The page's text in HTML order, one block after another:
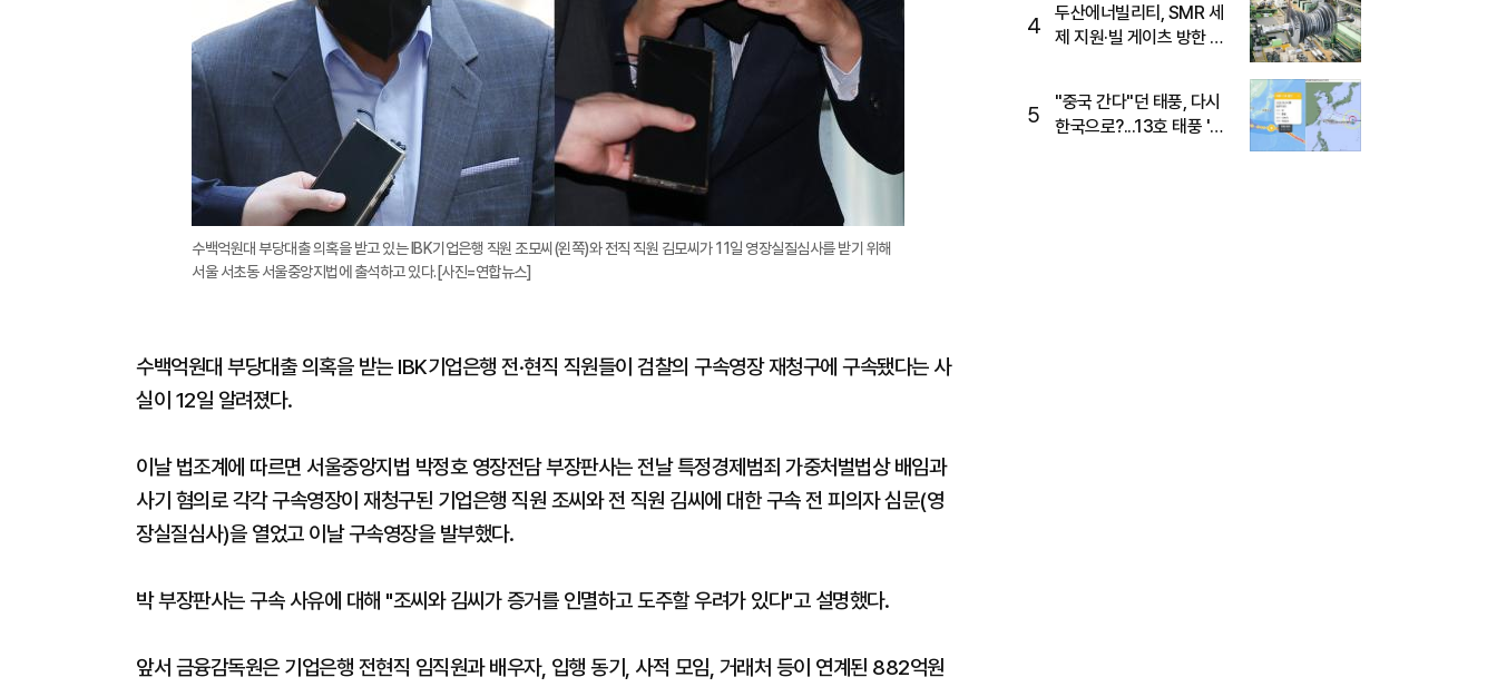
수백억원대 부당대출 의혹을 받고 있는 IBK기업은행 직원 조모씨(왼쪽)와 전직 직원 김모씨가 11일 영장실질심사를 받기 위해
서울 서초동 서울중앙지법에 출석하고 있다.[사진=연합뉴스]
수백억원대 부당대출 의혹을 받는 IBK기업은행 전·현직 직원들이 검찰의 구속영장 재청구에 구속됐다는 사
실이 12일 알려졌다.
이날 법조계에 따르면 서울중앙지법 박정호 영장전담 부장판사는 전날 특정경제범죄 가중처벌법상 배임과
사기 혐의로 각각 구속영장이 재청구된 기업은행 직원 조씨와 전 직원 김씨에 대한 구속 전 피의자 심문(영
장실질심사)을 열었고 이날 구속영장을 발부했다.
박 부장판사는 구속 사유에 대해 "조씨와 김씨가 증거를 인멸하고 도주할 우려가 있다"고 설명했다.
앞서 금융감독원은 기업은행 전현직 임직원과 배우자, 입행 동기, 사적 모임, 거래처 등이 연계된 882억원
4
두산에너빌리티, SMR 세
제 지원·빌 게이츠 방한 기
5
"중국 간다"던 태풍, 다시
한국으로?...13호 태풍 '돌